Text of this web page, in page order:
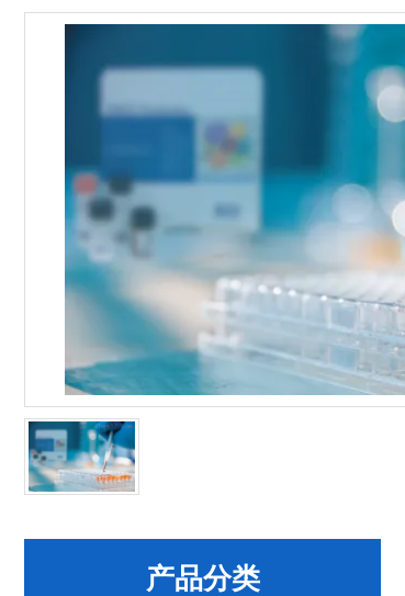
产品分类